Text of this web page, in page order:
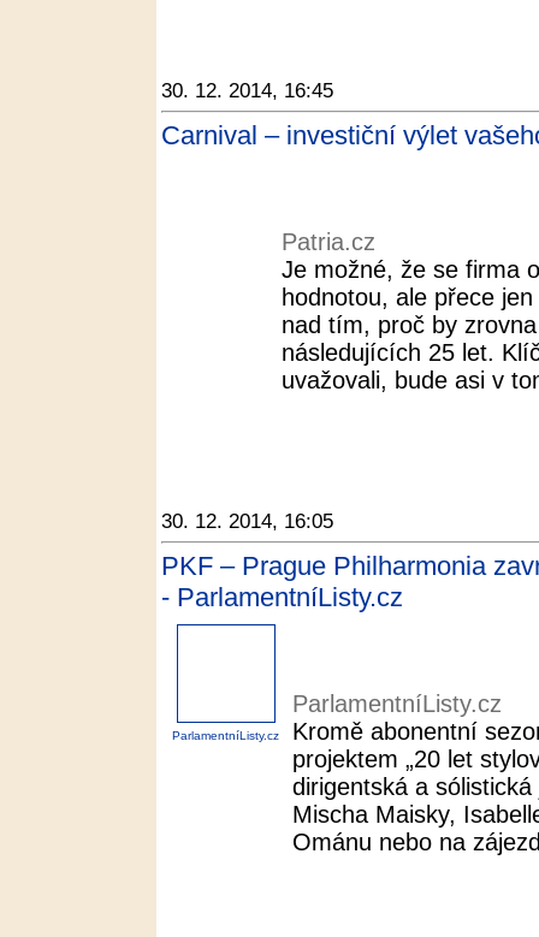
30. 12. 2014, 16:45
Carnival – investiční výlet
Patria.cz
Je možné, že se firma
hodnotou, ale přece
nad tím, proč by
následujících 25 let.
uvažovali, bude asi v
30. 12. 2014, 16:05
PKF – Prague Philharmonia
- ParlamentníListy.cz
ParlamentníListy.cz
ParlamentníListy.cz
Kromě abonentní
projektem „20 let
dirigentská a
Mischa Maisky,
Ománu nebo na